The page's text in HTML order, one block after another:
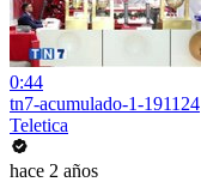
0:44
tn7-acumulado-1-191124
Teletica
hace 2 años